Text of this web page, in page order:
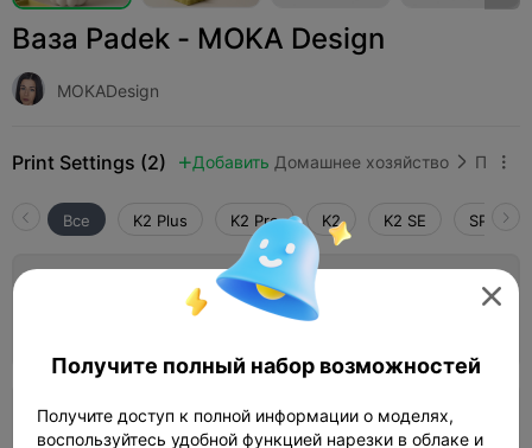
Ваза Padek - MOKA Design
MOKADesign
Print Settings (2)  Добавить Домашнее хозяйство  
Все K2 Plus K2 Pro K2 K2 SE SPARKX
Слой 0,2 мм, 2 стенки, 15% заполнение
Слой 0,2 мм, 2 стенки, 15% заполнение

Получите полный набор возможностей
Получите доступ к полной информации о моделях,
воспользуйтесь удобной функцией нарезки в облаке и